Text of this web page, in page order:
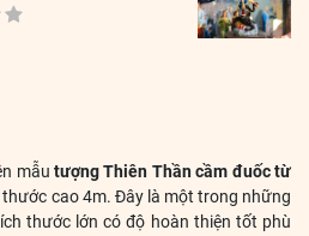
mẫu tượng Thiên Thần cầm đuốc từ
thước cao 4m. Đây là một trong những
thước lớn có độ hoàn thiện tốt phù